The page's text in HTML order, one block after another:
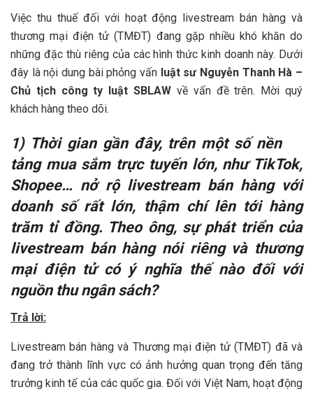
Việc thu thuế đối với hoạt động livestream bán hàng và
thương mại điện tử (TMĐT) đang gặp nhiều khó khăn do
những đặc thù riêng của các hình thức kinh doanh này. Dưới
đây là nội dung bài phỏng vấn luật sư Nguyễn Thanh Hà –
Chủ tịch công ty luật SBLAW về vấn đề trên. Mời quý
khách hàng theo dõi.
1) Thời gian gần đây, trên một số nền
tảng mua sắm trực tuyến lớn, như TikTok,
Shopee… nở rộ livestream bán hàng với
doanh số rất lớn, thậm chí lên tới hàng
trăm tỉ đồng. Theo ông, sự phát triển của
livestream bán hàng nói riêng và thương
mại điện tử có ý nghĩa thế nào đối với
nguồn thu ngân sách?
Trả lời:
Livestream bán hàng và Thương mại điện tử (TMĐT) đã và
đang trở thành lĩnh vực có ảnh hưởng quan trọng đến tăng
trưởng kinh tế của các quốc gia. Đối với Việt Nam, hoạt động